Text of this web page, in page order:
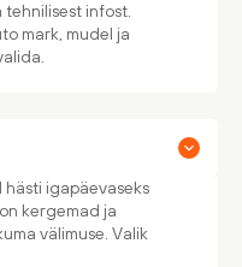
infost.
mark, mudel ja
igapäevaseks
kergemad ja
välimuse. Valik